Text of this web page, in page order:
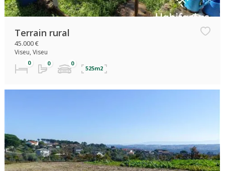
Terrain rural
45.000 €
Viseu, Viseu
525m2